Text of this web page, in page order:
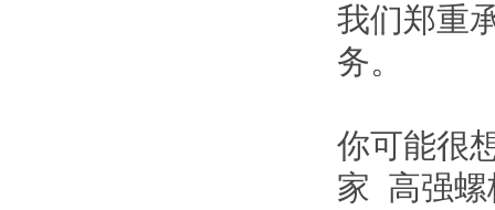
我们郑重
务。
你可能很
家 高强